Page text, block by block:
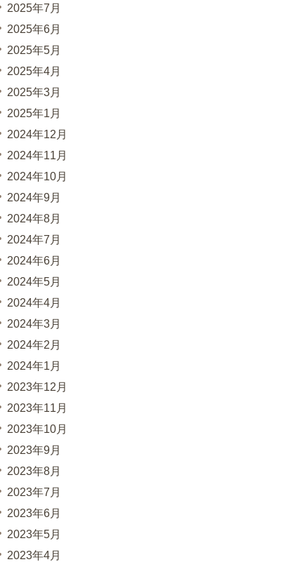
2025年7月
2025年6月
2025年5月
2025年4月
2025年3月
2025年1月
2024年12月
2024年11月
2024年10月
2024年9月
2024年8月
2024年7月
2024年6月
2024年5月
2024年4月
2024年3月
2024年2月
2024年1月
2023年12月
2023年11月
2023年10月
2023年9月
2023年8月
2023年7月
2023年6月
2023年5月
2023年4月